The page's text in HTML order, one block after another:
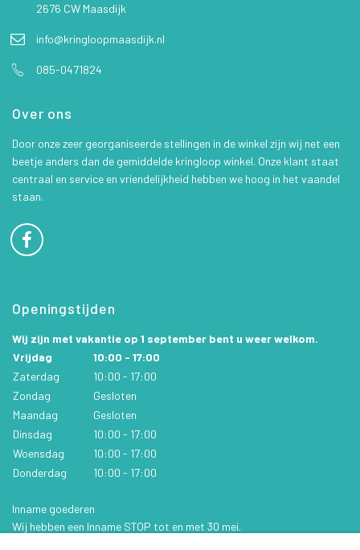
2676 CW Maasdijk
info@kringloopmaasdijk.nl
085-0471824
Over ons
Door onze zeer georganiseerde stellingen in de winkel zijn wij net een
beetje anders dan de gemiddelde kringloop winkel. Onze klant staat
centraal en service en vriendelijkheid hebben we hoog in het vaandel
staan.
Openingstijden
Wij zijn met vakantie op 1 september bent u weer welkom.
Vrijdag
10:00 - 17:00
Zaterdag
10:00 - 17:00
Zondag
Gesloten
Maandag
Gesloten
Dinsdag
10:00 - 17:00
Woensdag
10:00 - 17:00
Donderdag
10:00 - 17:00
Inname goederen
Wij hebben een Inname STOP tot en met 30 mei.